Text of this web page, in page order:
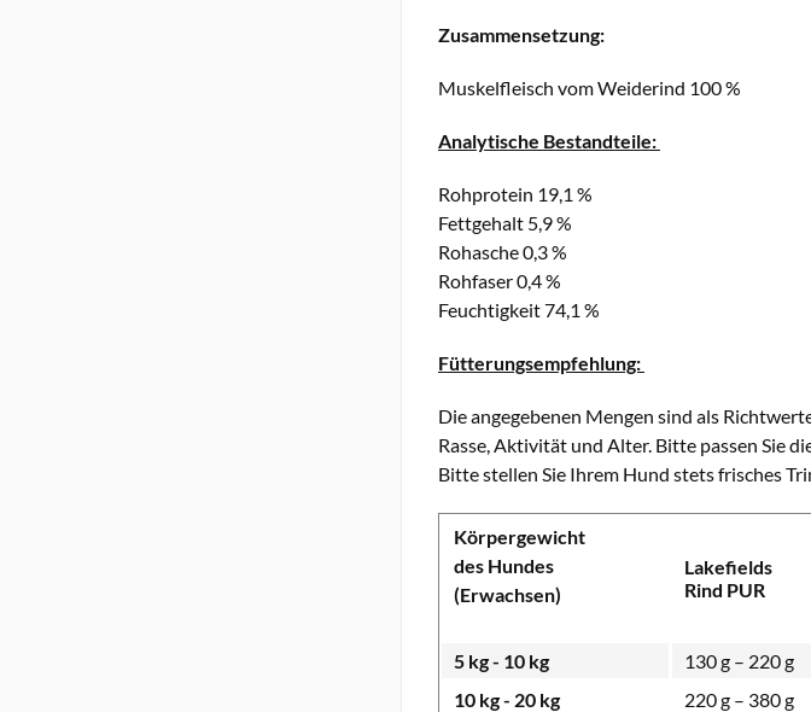
Zusammensetzung:
Muskelfleisch vom Weiderind 100 %
Analytische Bestandteile:
Rohprotein 19,1 %
Fettgehalt 5,9 %
Rohasche0,3 %
Rohfaser0,4 %
Feuchtigkeit74,1 %
Fütterungsempfehlung:
Die angegebenen Mengen sind als
Rasse, Aktivität und Alter. Bitte passen Sie
Bitte stellen Sie Ihrem Hund stets frisches
Körpergewicht
des Hundes
(Erwachsen)
Lakefields
Rind PUR
5 kg - 10 kg 130 g – 220 g
10 kg - 20 kg
220 g – 380 g